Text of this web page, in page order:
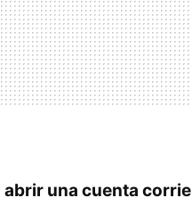
abrir una cuenta